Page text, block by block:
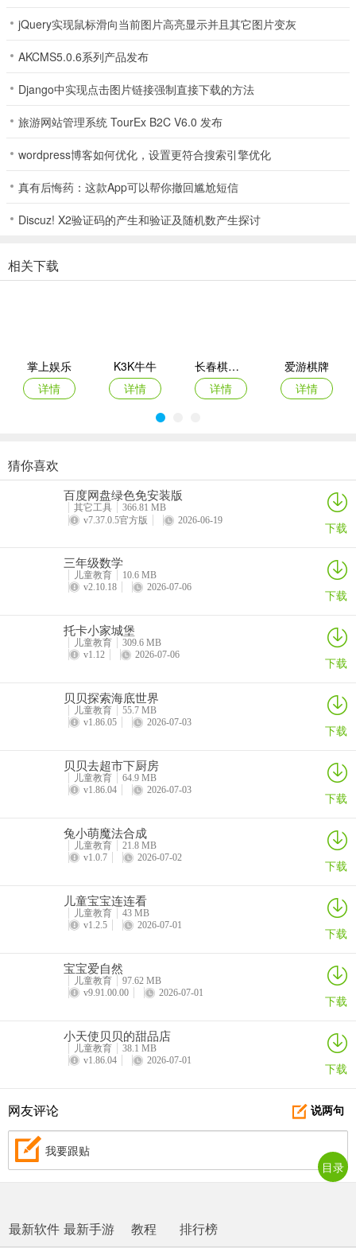
个玩家进行，用一副54张牌(连鬼牌)，其中一方为地主，其余两家为
扑克进行游戏，港式五张游戏使用28张扑克牌。游戏人数可为2―5
国广东、广西和湖南三省，是一款地方性十足、游戏速度极快、刺激
一副扑克牌其中的52张(除去大小王)；第一局的庄家是随机产生，而
后每局的庄家是上一轮游戏中的赢家，每局游戏系统自动洗牌后将5张
“诈金花”又叫三张牌是在全国广泛流传的一种民间多人纸牌游戏，具
有独特的比牌规则。玩家以手中的三张牌比输赢，游戏过程中需要考
验玩家的胆略和智慧，“诈金花是被公认的最受欢迎的纸牌游戏之一。
1、给你更炫酷的体验，也有更多的道具玩法带给你最独特最别样的体
验
2、老版宝马棋牌具有一键登录功能，可以先体验游戏，如果不好玩可
3、让您安心玩游戏的正规棋牌平台，不用费时费力跑到棋牌室
4、平台支持玩家随时回访自己的游戏对局详情，更有复盘功能。
jQuery实现鼠标滑向当前图片高亮显示并且其它图片变灰
AKCMS5.0.6系列产品发布
Django中实现点击图片链接强制直接下载的方法
旅游网站管理系统 TourEx B2C V6.0 发布
wordpress博客如何优化，设置更符合搜索引擎优化
真有后悔药：这款App可以帮你撤回尴尬短信
Discuz! X2验证码的产生和验证及随机数产生探讨
相关下载
掌上娱乐
详情
K3K牛牛
详情
长春棋牌游戏平台
详情
爱游棋牌
详情
天天德州棋牌
鬥地主棋牌
详情
新版兄弟互娱
开元328棋牌
猜你喜欢
百度网盘绿色免安装版
其它工具
366.81 MB
v7.37.0.5官方版
2026-06-19 下载
三年级数学
儿童教育
10.6 MB
v2.10.18
2026-07-06 下载
托卡小家城堡
儿童教育
309.6 MB
v1.12
2026-07-06 下载
贝贝探索海底世界
儿童教育
55.7 MB
v1.86.05
2026-07-03 下载
贝贝去超市下厨房
儿童教育
64.9 MB
v1.86.04
2026-07-03 下载
兔小萌魔法合成
儿童教育
21.8 MB
v1.0.7
2026-07-02 下载
儿童宝宝连连看
儿童教育
43 MB
v1.2.5
2026-07-01 下载
宝宝爱自然
儿童教育
97.62 MB
v9.91.00.00
2026-07-01 下载
小天使贝贝的甜品店
儿童教育
38.1 MB
v1.86.04
2026-07-01 下载
说两句
网友评论
我要跟贴
最新软件 最新手游 教程 排行榜
目录